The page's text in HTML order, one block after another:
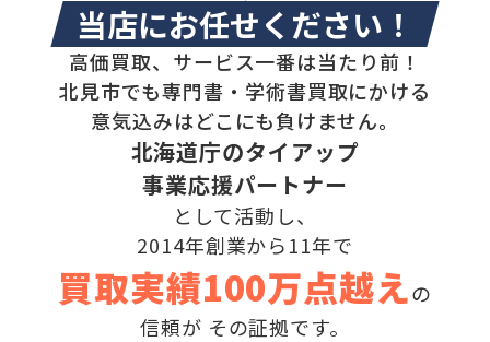
当店にお任せください！
高価買取、サービス一番は当たり前！
北見市でも専門書・学術書買取にかける
意気込みはどこにも負けません。
北海道庁のタイアップ
事業応援パートナー
として活動し、
2014年創業から11年で
買取実績100万点越えの
信頼が その証拠です。